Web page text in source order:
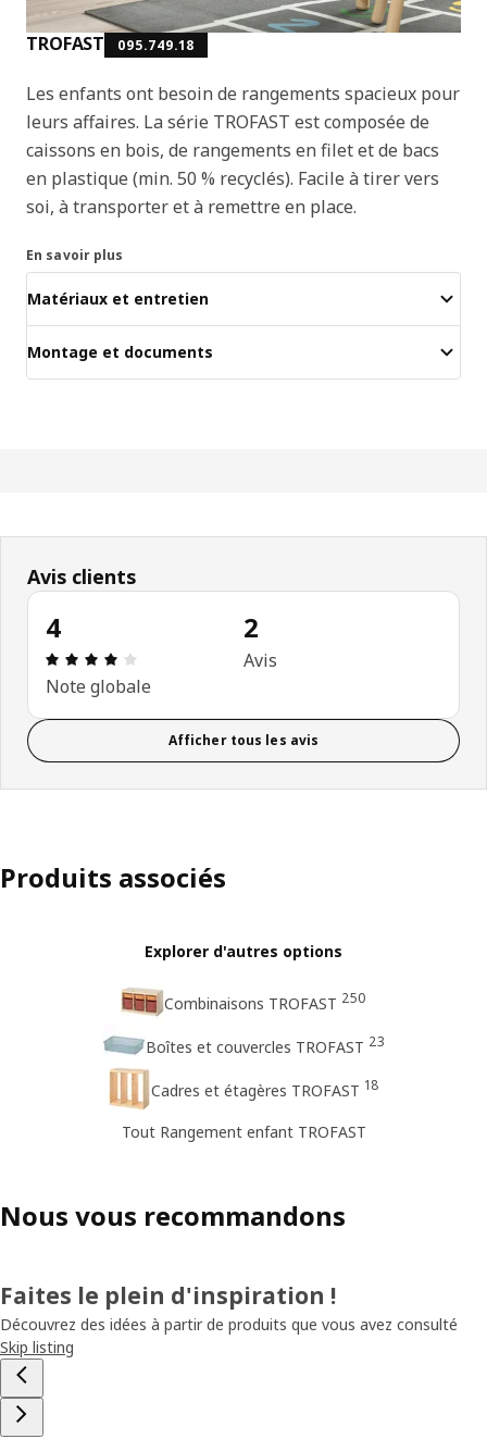
TROFAST 095.749.18
Les enfants ont besoin de rangements spacieux pour
leurs affaires. La série TROFAST est composée de
caissons en bois, de rangements en filet et de bacs
en plastique (min. 50 % recyclés). Facile à tirer vers
soi, à transporter et à remettre en place.
En savoir plus
Matériaux et entretien
Montage et documents
Avis clients
4
Avis: 4 sur 5 étoiles Nombre total d'avis: 2
Note globale
2
Avis
Afficher tous les avis
Produits associés
Explorer d'autres options
Combinaisons TROFAST 250
Boîtes et couvercles TROFAST 23
Cadres et étagères TROFAST 18
Tout Rangement enfant TROFAST
Nous vous recommandons
Faites le plein d'inspiration !
Découvrez des idées à partir de produits que vous avez consulté
Skip listing